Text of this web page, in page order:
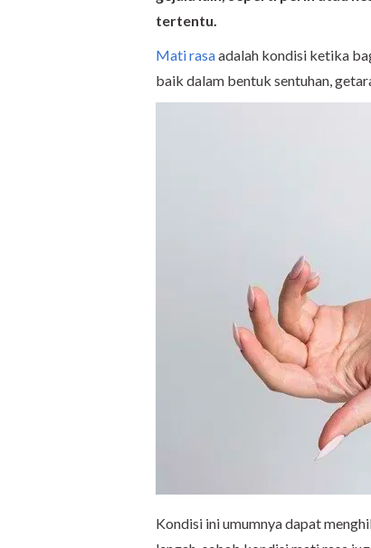
tertentu.
Mati rasaadalah kondisi ketika
baik dalam bentuk sentuhan,
Kondisi ini umumnya dapat